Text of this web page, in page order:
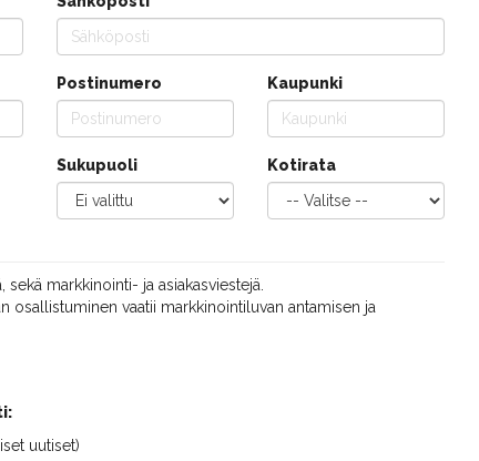
Postinumero Kaupunki
Sukupuoli Kotirata
markkinointi- ja asiakasviestejä.
osallistuminen vaatii markkinointiluvan antamisen ja
uutiset)